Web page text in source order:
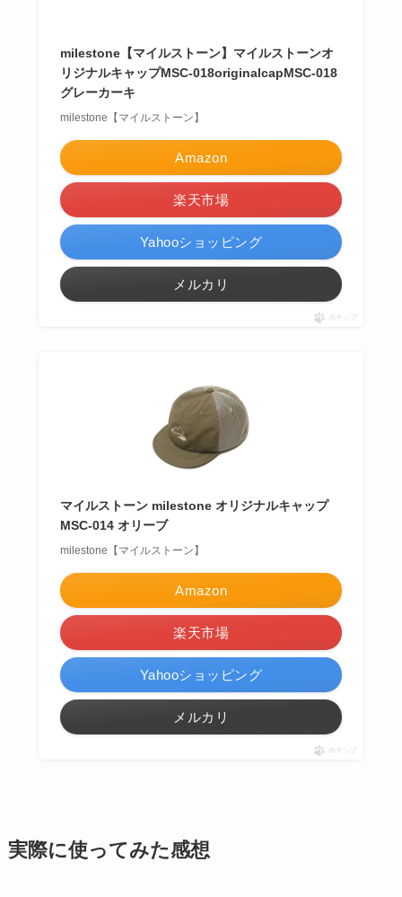
milestone【マイルストーン】マイルストーンオ
リジナルキャップMSC-018originalcapMSC-018
グレーカーキ
milestone【マイルストーン】
Amazon
楽天市場
Yahooショッピング
メルカリ
ポチップ
マイルストーン milestone オリジナルキャップ
MSC-014 オリーブ
milestone【マイルストーン】
Amazon
楽天市場
Yahooショッピング
メルカリ
ポチップ
実際に使ってみた感想